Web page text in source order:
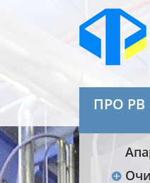
ПРО РВ